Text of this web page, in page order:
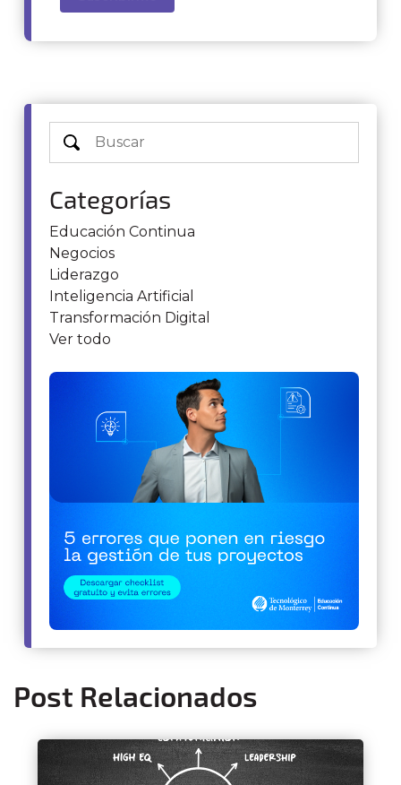
Categorías
Educación Continua
Negocios
Liderazgo
Inteligencia Artificial
Transformación Digital
Ver todo
Post Relacionados